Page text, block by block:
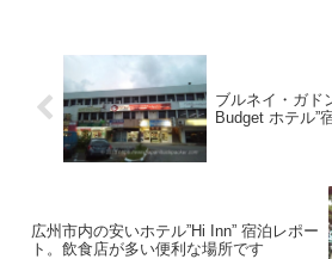
ブルネイ・ガド
Budget ホテル”
広州市内の安いホテル”Hi Inn” 宿泊レポー
ト。飲食店が多い便利な場所です